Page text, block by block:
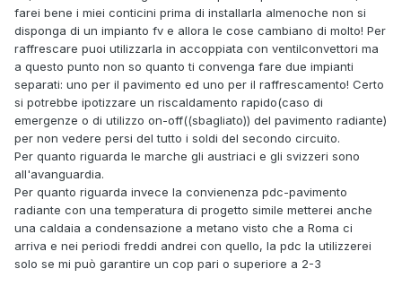
farei bene i miei conticini prima di installarla almenoche non si
disponga di un impianto fv e allora le cose cambiano di molto! Per
raffrescare puoi utilizzarla in accoppiata con ventilconvettori ma
a questo punto non so quanto ti convenga fare due impianti
separati: uno per il pavimento ed uno per il raffrescamento! Certo
si potrebbe ipotizzare un riscaldamento rapido(caso di
emergenze o di utilizzo on-off((sbagliato)) del pavimento radiante)
per non vedere persi del tutto i soldi del secondo circuito.
Per quanto riguarda le marche gli austriaci e gli svizzeri sono
all'avanguardia.
Per quanto riguarda invece la convienenza pdc-pavimento
radiante con una temperatura di progetto simile metterei anche
una caldaia a condensazione a metano visto che a Roma ci
arriva e nei periodi freddi andrei con quello, la pdc la utilizzerei
solo se mi può garantire un cop pari o superiore a 2-3